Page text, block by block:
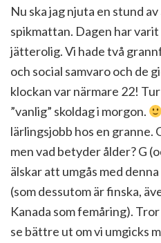
Nu ska jag njuta en stund
spikmattan. Dagen har
jätterolig. Vi hade två
och social samvaro och de
klockan var närmare 22!
”vanlig” skoldag i morgon.
lärlingsjobb hos en granne.
men vad betyder ålder? G
älskar att umgås med
(som dessutom är finska,
Kanada som femåring).
se bättre ut om vi umgicks